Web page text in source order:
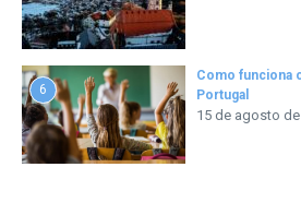
6
Como funciona
Portugal
15 de agosto